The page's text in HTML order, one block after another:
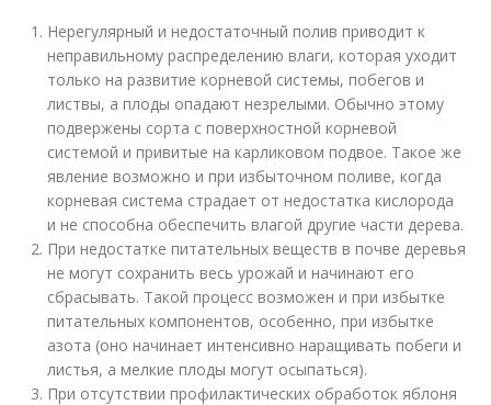
Нерегулярный и недостаточный полив приводит к
неправильному распределению влаги, которая уходит
только на развитие корневой системы, побегов и
листвы, а плоды опадают незрелыми. Обычно этому
подвержены сорта с поверхностной корневой
системой и привитые на карликовом подвое. Такое же
явление возможно и при избыточном поливе, когда
корневая система страдает от недостатка кислорода
и не способна обеспечить влагой другие части дерева.
При недостатке питательных веществ в почве деревья
не могут сохранить весь урожай и начинают его
сбрасывать. Такой процесс возможен и при избытке
питательных компонентов, особенно, при избытке
азота (оно начинает интенсивно наращивать побеги и
листья, а мелкие плоды могут осыпаться).
При отсутствии профилактических обработок яблоня